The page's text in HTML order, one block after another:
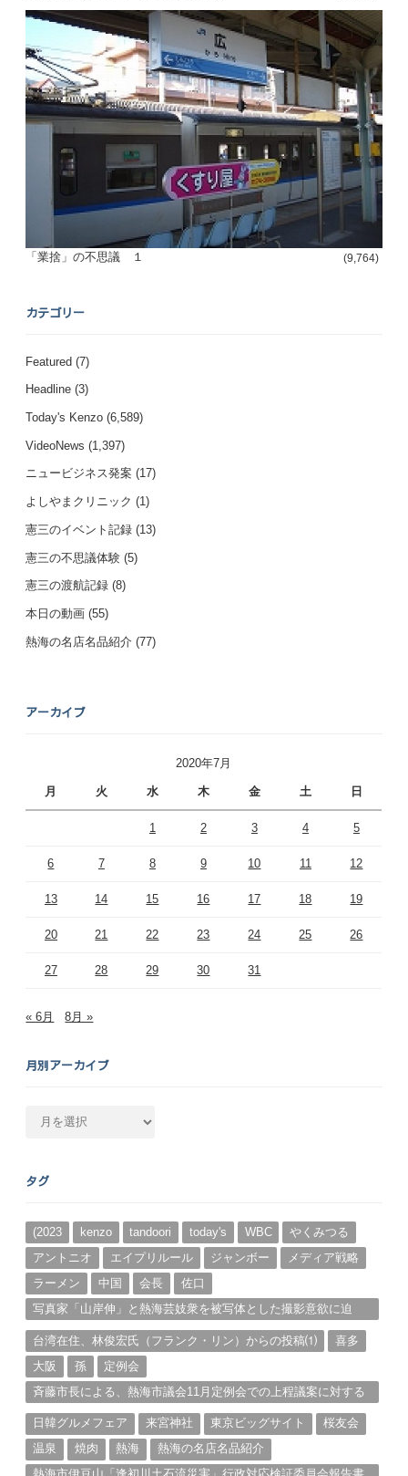
「業捨」の不思議 １ (9,764)
カテゴリー
Featured (7)
Headline (3)
Today's Kenzo (6,589)
VideoNews (1,397)
ニュービジネス発案 (17)
よしやまクリニック (1)
憲三のイベント記録 (13)
憲三の不思議体験 (5)
憲三の渡航記録 (8)
本日の動画 (55)
熱海の名店名品紹介 (77)
アーカイブ
2020年7月
月 火 水 木 金 土 日
1 2 3 4 5
6 7 8 9 10 11 12
13 14 15 16 17 18 19
20 21 22 23 24 25 26
27 28 29 30 31
« 6月 8月 »
月別アーカイブ
カ
ブ
タグ
(2023 kenzo tandoori today's WBC
やくみつる
アントニオ
エイプリルール ジャンボー
メディア戦略
ラーメン
中国 会長
佐口
写真家「山岸伸」と熱海芸妓衆を被写体とした撮影意欲に迫
台湾在住、林俊宏氏（フランク・リン）からの投稿⑴
喜多
大阪
孫
定例会
斉藤市長による、熱海市議会11月定例会での上程議案に対する
日韓グルメフェア
来宮神社 東京ビッグサイト
桜友会
温泉
焼肉 熱海
熱海の名店名品紹介